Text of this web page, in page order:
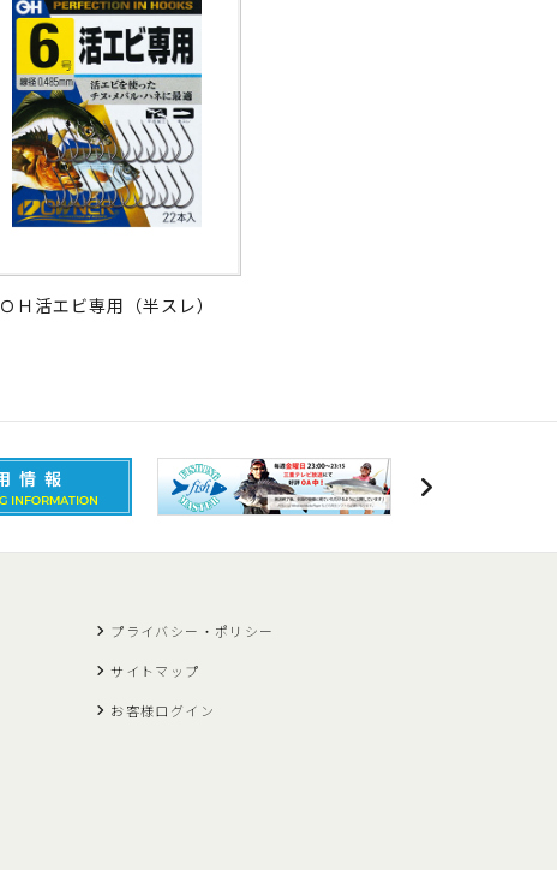
ＯＨ活エビ専用（半スレ）
プライバシー・ポリシー
サイトマップ
お客様ログイン